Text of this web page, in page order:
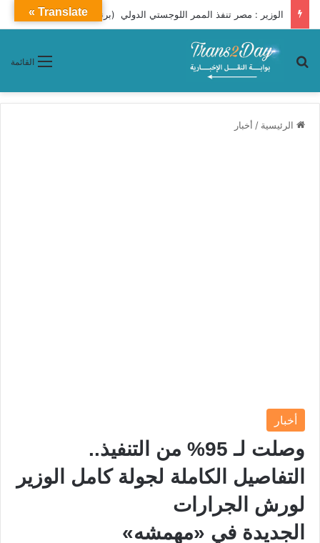
الوزير : مصر تنفذ الممر اللوجستي الدولي (برنيس – أسوان – توشكى – شرق العوينات – الكفرة – إنجامينا)
القائمة بحث عن
الرئيسية / أخبار
أخبار
وصلت لـ 95% من التنفيذ..
التفاصيل الكاملة لجولة كامل الوزير
لورش الجرارات
الجديدة في «مهمشه»
Translate »